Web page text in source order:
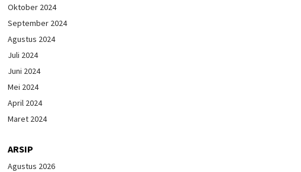
Oktober 2024
September 2024
Agustus 2024
Juli 2024
Juni 2024
Mei 2024
April 2024
Maret 2024
ARSIP
Agustus 2026